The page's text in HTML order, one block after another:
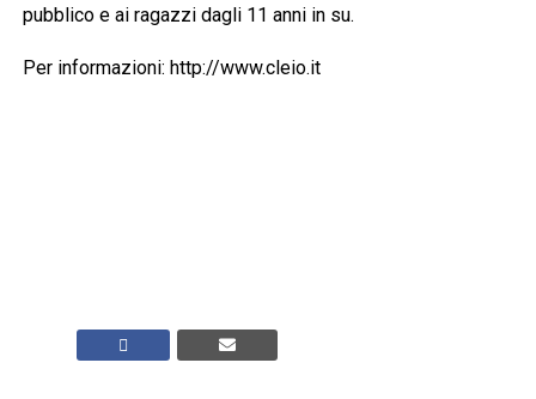
pubblico e ai ragazzi dagli 11 anni in su.
Per informazioni: http://www.cleio.it